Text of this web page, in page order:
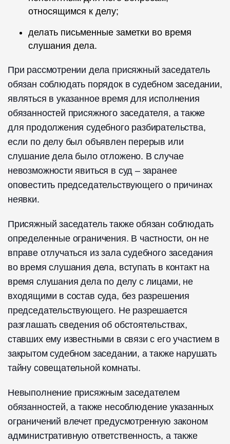
относящимся к делу;
делать письменные заметки во время
слушания дела.
При рассмотрении дела присяжный заседатель
обязан соблюдать порядок в судебном заседании,
являться в указанное время для исполнения
обязанностей присяжного заседателя, а также
для продолжения судебного разбирательства,
если по делу был объявлен перерыв или
слушание дела было отложено. В случае
невозможности явиться в суд – заранее
оповестить председательствующего о причинах
неявки.
Присяжный заседатель также обязан соблюдать
определенные ограничения. В частности, он не
вправе отлучаться из зала судебного заседания
во время слушания дела, вступать в контакт на
время слушания дела по делу с лицами, не
входящими в состав суда, без разрешения
председательствующего. Не разрешается
разглашать сведения об обстоятельствах,
ставших ему известными в связи с его участием в
закрытом судебном заседании, а также нарушать
тайну совещательной комнаты.
Невыполнение присяжным заседателем
обязанностей, а также несоблюдение указанных
ограничений влечет предусмотренную законом
административную ответственность, а также